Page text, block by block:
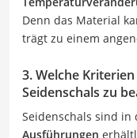
Denn das Material
trägt zu einem
3. Welche
Seidenschals zu
Seidenschals sind in
Ausführungen